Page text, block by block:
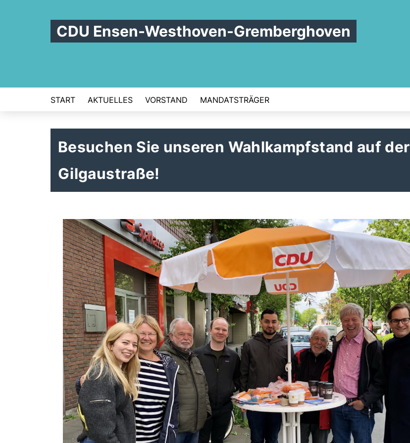
CDU Ensen-Westhoven-Gremberghoven
START AKTUELLES VORSTAND MANDATSTRÄGER
Besuchen Sie unseren Wahlkampfstand auf der
Gilgaustraße!